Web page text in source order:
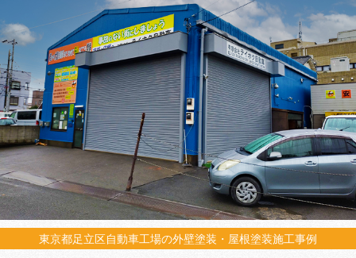
東京都足立区自動車工場の外壁塗装・屋根塗装施工事例